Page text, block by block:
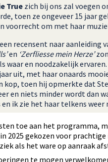
Truezich bij ons zal voegen
toen ze ongeveer 15 jaar
voorrecht om met haar
een recensent naar aanleiding
en ‘Zerfliesse mein Herze’
waar en noodzakelijk
uit, met haar onaards
kop, toen hij opmerkte dat
en niets minder wordt dan
ik zie het haar telkens
toe aan het programma,
2025 gekozen voor
als het ware op aanraak
te mogen